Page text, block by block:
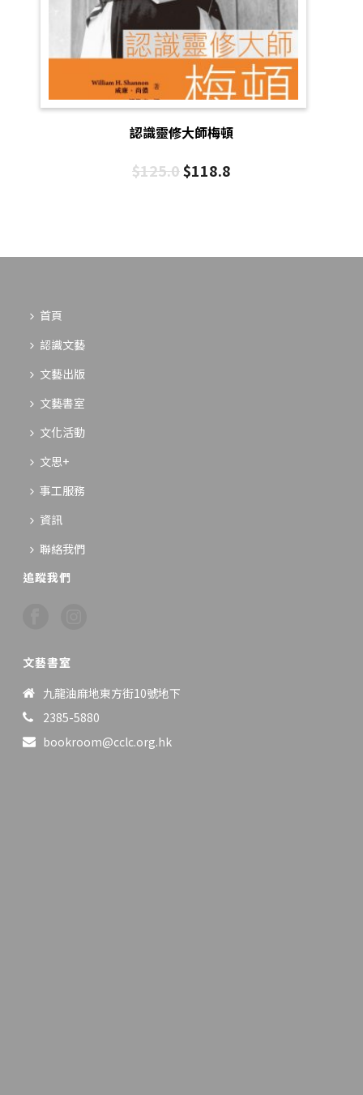
認識靈修大師梅頓
$125.0$118.8
首頁
認識文藝
文藝出版
文藝書室
文化活動
文思+
事工服務
資訊
聯絡我們
追蹤我們
文藝書室
九龍油麻地東方街10號地下
2385-5880
bookroom@cclc.org.hk